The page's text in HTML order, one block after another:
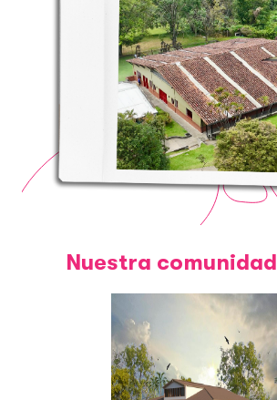
Nuestra comunidad